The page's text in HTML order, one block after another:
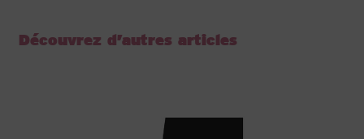
Découvrez d’autres articles